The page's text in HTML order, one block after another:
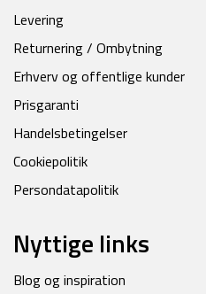
Levering
Returnering / Ombytning
Erhverv og offentlige kunder
Prisgaranti
Handelsbetingelser
Cookiepolitik
Persondatapolitik
Nyttige links
Blog og inspiration